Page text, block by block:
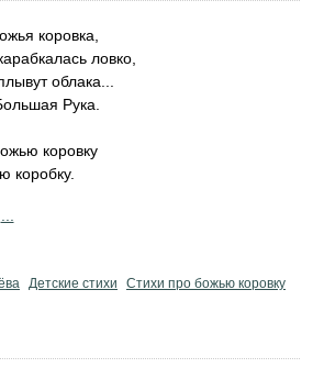
коровка,
ловко,
облака...
Рука.
коровку
коробку.
Детские стихи Стихи про божью коровку